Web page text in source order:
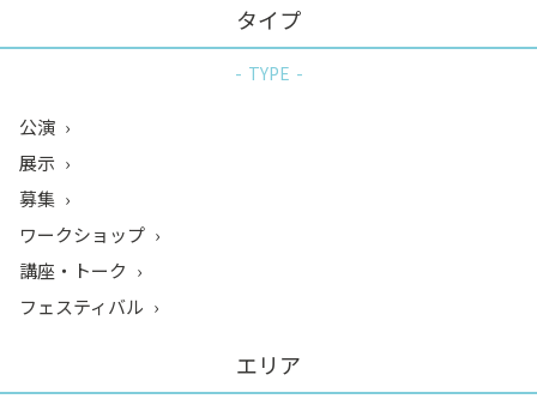
タイプ
TYPE
公演
展示
募集
ワークショップ
講座・トーク
フェスティバル
エリア